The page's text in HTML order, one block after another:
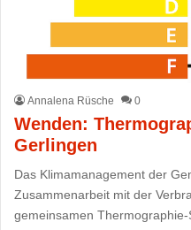
Annalena Rüsche 0
Wenden:
Gerlingen
Das Klimamanagement der
Zusammenarbeit mit der
gemeinsamen Thermographie-